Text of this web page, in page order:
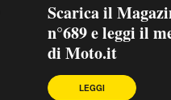
Scarica il
n°689 e leggi il
di Moto.it
LEGGI